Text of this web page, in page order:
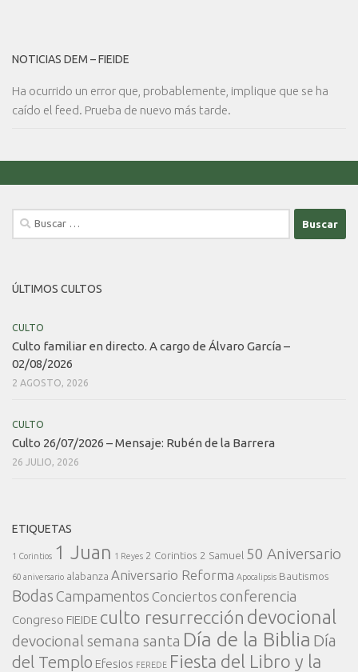
NOTICIAS DEM – FIEIDE
Ha ocurrido un error que, probablemente, implique que se ha
caído el feed. Prueba de nuevo más tarde.
Buscar:
ÚLTIMOS CULTOS
CULTO
Culto familiar en directo. A cargo de Álvaro García –
02/08/2026
2 AGOSTO, 2026
CULTO
Culto 26/07/2026 – Mensaje: Rubén de la Barrera
26 JULIO, 2026
ETIQUETAS
1 Corintios 1 Juan 1 Reyes 2 Corintios 2 Samuel 50 Aniversario
60 aniversario alabanza Aniversario Reforma Apocalipsis Bautismos
Bodas Campamentos Conciertos conferencia
Congreso FIEIDE culto resurrección devocional
devocional semana santa Día de la Biblia Día
del Templo Efesios FEREDE Fiesta del Libro y la